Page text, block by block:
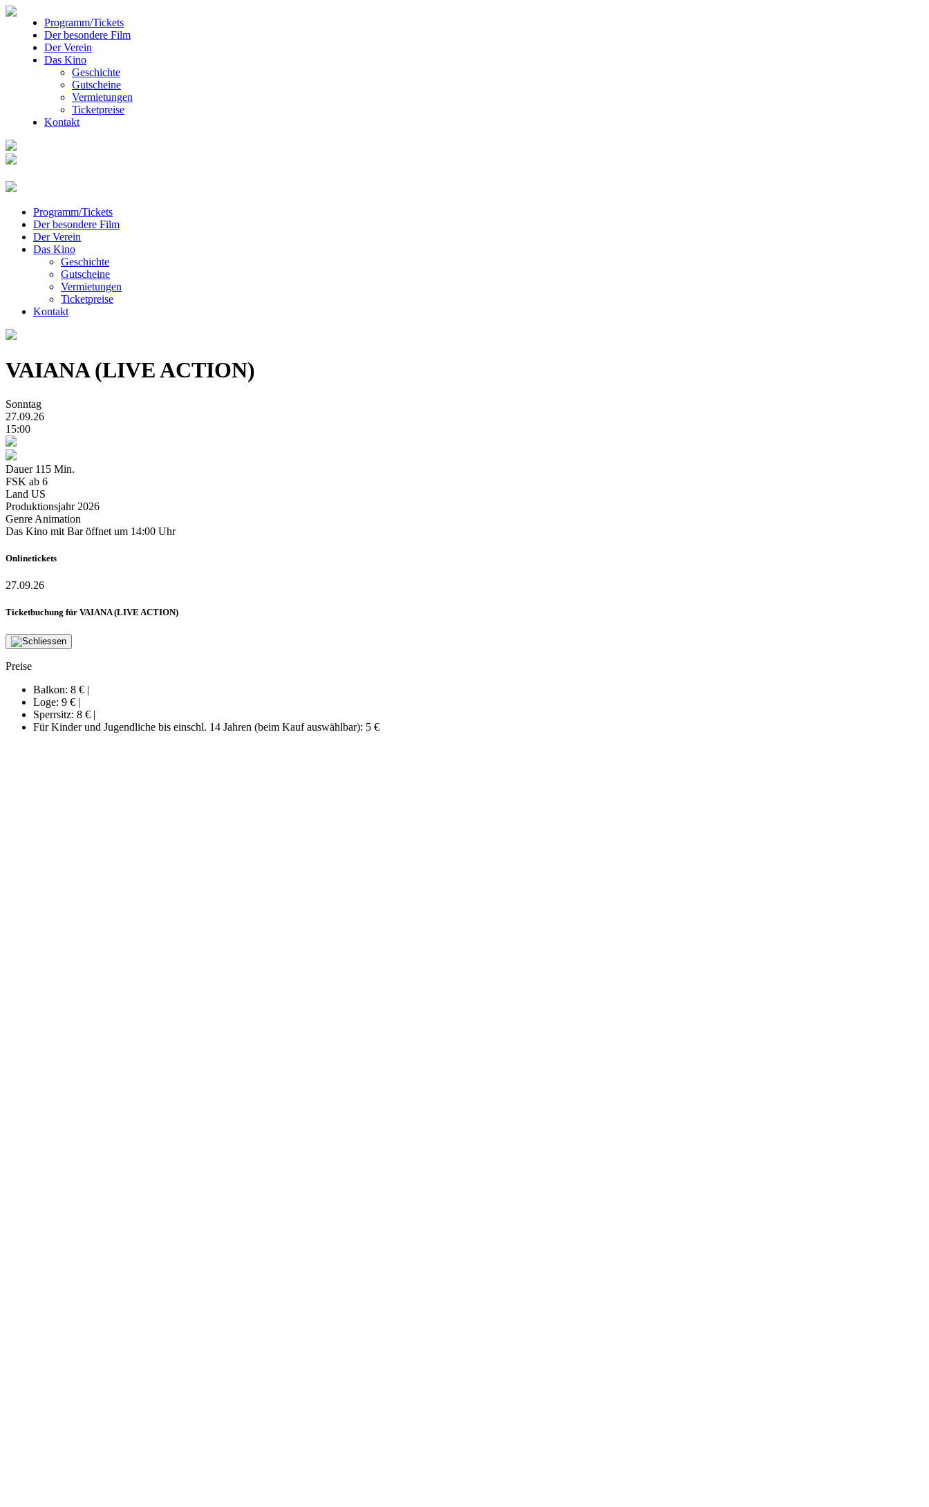
Programm/Tickets
Der besondere Film
Der Verein
Das Kino
Geschichte
Gutscheine
Vermietungen
Ticketpreise
Kontakt
Programm/Tickets
Der besondere Film
Der Verein
Das Kino
Geschichte
Gutscheine
Vermietungen
Ticketpreise
Kontakt
VAIANA (LIVE ACTION)
Sonntag
27.09.26
15:00
Dauer 115 Min.
FSK ab 6
Land US
Produktionsjahr 2026
Genre Animation
Das Kino mit Bar öffnet um 14:00 Uhr
Onlinetickets
27.09.26
Ticketbuchung für VAIANA (LIVE ACTION)
Preise
Balkon: 8 € |
Loge: 9 € |
Sperrsitz: 8 € |
Für Kinder und Jugendliche bis einschl. 14 Jahren (beim Kauf auswählbar): 5 €